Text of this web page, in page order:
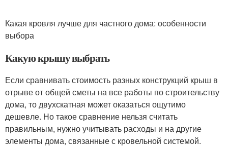
Какая кровля лучше для частного дома: особенности
выбора
Какую крышу выбрать
Если сравнивать стоимость разных конструкций крыш в
отрыве от общей сметы на все работы по строительству
дома, то двухскатная может оказаться ощутимо
дешевле. Но такое сравнение нельзя считать
правильным, нужно учитывать расходы и на другие
элементы дома, связанные с кровельной системой.